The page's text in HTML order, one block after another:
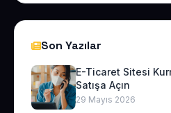
Son Yazılar
E-Ticaret Sitesi
Satışa Açın
29 Mayıs 2026